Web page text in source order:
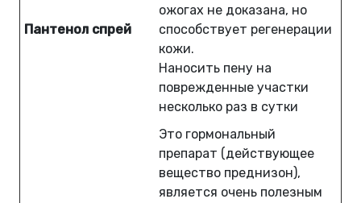
Пантенол спрей
ожогах не доказана, но
способствует регенерации
кожи.
Наносить пену на
поврежденные участки
несколько раз в сутки
Это гормональный
препарат (действующее
вещество преднизон),
является очень полезным